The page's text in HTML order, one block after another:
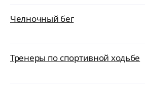
Челночный бег
Тренеры по спортивной ходьбе